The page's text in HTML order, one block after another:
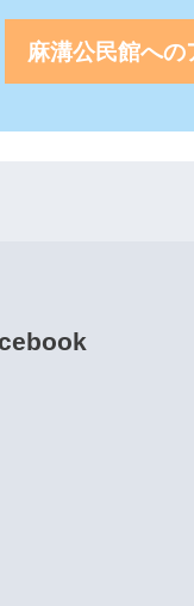
麻溝公民館への